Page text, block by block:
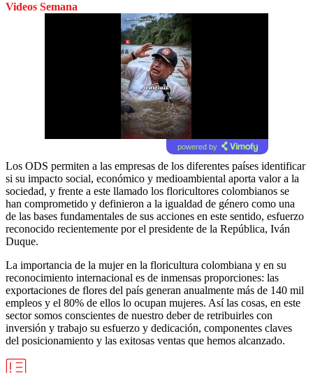
Videos Semana
powered by
Los ODS permiten a las empresas de los diferentes países identificar
si su impacto social, económico y medioambiental aporta valor a la
sociedad, y frente a este llamado los floricultores colombianos se
han comprometido y definieron a la igualdad de género como una
de las bases fundamentales de sus acciones en este sentido, esfuerzo
reconocido recientemente por el presidente de la República, Iván
Duque.
La importancia de la mujer en la floricultura colombiana y en su
reconocimiento internacional es de inmensas proporciones: las
exportaciones de flores del país generan anualmente más de 140 mil
empleos y el 80% de ellos lo ocupan mujeres. Así las cosas, en este
sector somos conscientes de nuestro deber de retribuirles con
inversión y trabajo su esfuerzo y dedicación, componentes claves
del posicionamiento y las exitosas ventas que hemos alcanzado.